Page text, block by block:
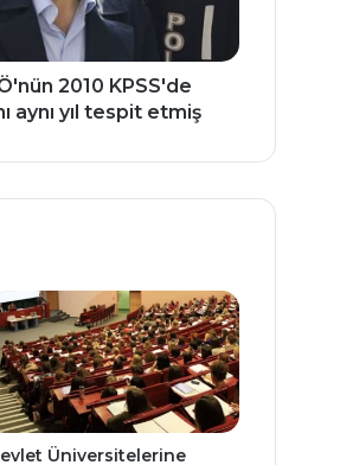
2010 KPSS'de
aynı yıl tespit etmiş
Üniversitelerine